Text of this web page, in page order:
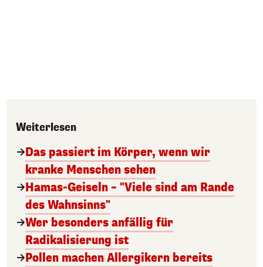
Weiterlesen
Das passiert im Körper, wenn wir
kranke Menschen sehen
Hamas-Geiseln – "Viele sind am Rande
des Wahnsinns"
Wer besonders anfällig für
Radikalisierung ist
Pollen machen Allergikern bereits